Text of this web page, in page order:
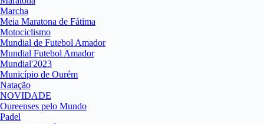
Marcha
Meia Maratona de Fátima
Motociclismo
Mundial de Futebol Amador
Mundial Futebol Amador
Mundial'2023
Município de Ourém
Natação
NOVIDADE
Oureenses pelo Mundo
Padel